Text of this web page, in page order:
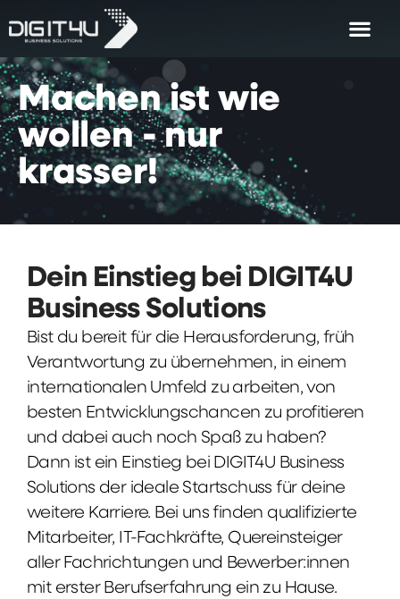
Machen ist wie
wollen - nur
krasser!
Dein Einstieg bei DIGIT4U
Business Solutions
Bist du bereit für die Herausforderung, früh
Verantwortung zu übernehmen, in einem
internationalen Umfeld zu arbeiten, von
besten Entwicklungschancen zu profitieren
und dabei auch noch Spaß zu haben?
Dann ist ein Einstieg bei DIGIT4U Business
Solutions der ideale Startschuss für deine
weitere Karriere. Bei uns finden qualifizierte
Mitarbeiter, IT-Fachkräfte, Quereinsteiger
aller Fachrichtungen und Bewerber:innen
mit erster Berufserfahrung ein zu Hause.